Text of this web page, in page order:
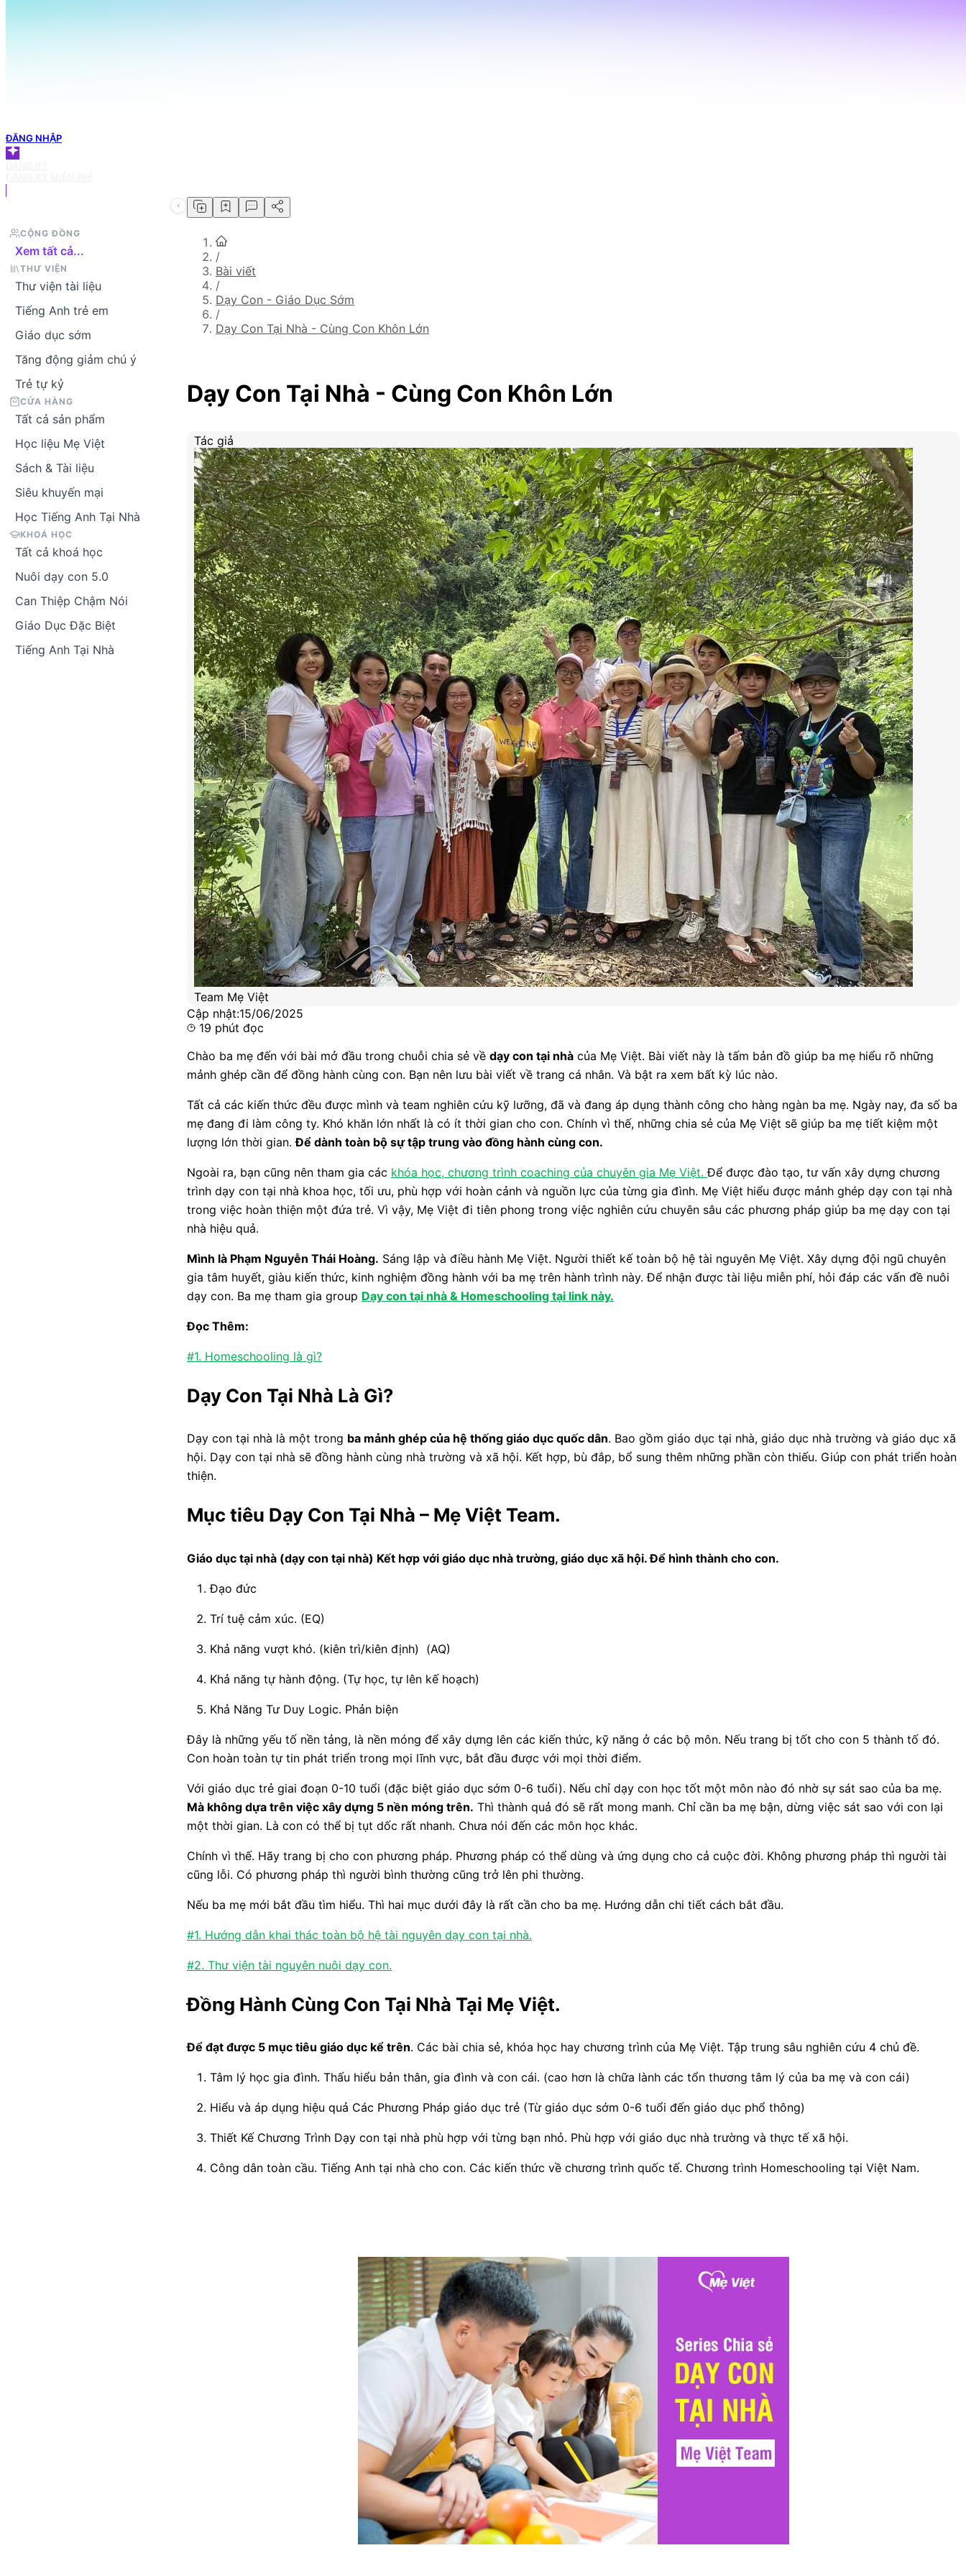
ĐĂNG NHẬP
CỘNG ĐỒNG
Xem tất cả...
THƯ VIỆN
Thư viện tài liệu
Tiếng Anh trẻ em
Giáo dục sớm
Tăng động giảm chú ý
Trẻ tự kỷ
CỬA HÀNG
Tất cả sản phẩm
Học liệu Mẹ Việt
Sách & Tài liệu
Siêu khuyến mại
Học Tiếng Anh Tại Nhà
KHOÁ HỌC
Tất cả khoá học
Nuôi dạy con 5.0
Can Thiệp Chậm Nói
Giáo Dục Đặc Biệt
Tiếng Anh Tại Nhà
/
Bài viết
/
Dạy Con - Giáo Dục Sớm
/
Dạy Con Tại Nhà - Cùng Con Khôn Lớn
Dạy Con Tại Nhà - Cùng Con Khôn Lớn
Tác giả
Team Mẹ Việt
Cập nhật:15/06/2025
19 phút đọc
Chào ba mẹ đến với bài mở đầu trong chuỗi chia sẻ về dạy con tại nhà của Mẹ Việt. Bài viết này là tấm bản đồ giúp ba mẹ hiểu rõ những
mảnh ghép cần để đồng hành cùng con. Bạn nên lưu bài viết về trang cá nhân. Và bật ra xem bất kỳ lúc nào.
Tất cả các kiến thức đều được mình và team nghiên cứu kỹ lưỡng, đã và đang áp dụng thành công cho hàng ngàn ba mẹ. Ngày nay, đa số ba
mẹ đang đi làm công ty. Khó khăn lớn nhất là có ít thời gian cho con. Chính vì thế, những chia sẻ của Mẹ Việt sẽ giúp ba mẹ tiết kiệm một
lượng lớn thời gian.Để dành toàn bộ sự tập trung vào đồng hành cùng con.
Ngoài ra, bạn cũng nên tham gia các khóa học, chương trình coaching của chuyên gia Mẹ Việt.Để được đào tạo, tư vấn xây dựng chương
trình dạy con tại nhà khoa học, tối ưu, phù hợp với hoàn cảnh và nguồn lực của từng gia đình. Mẹ Việt hiểu được mảnh ghép dạy con tại nhà
trong việc hoàn thiện một đứa trẻ. Vì vậy, Mẹ Việt đi tiên phong trong việc nghiên cứu chuyên sâu các phương pháp giúp ba mẹ dạy con tại
nhà hiệu quả.
Mình là Phạm Nguyễn Thái Hoàng. Sáng lập và điều hành Mẹ Việt. Người thiết kế toàn bộ hệ tài nguyên Mẹ Việt. Xây dựng đội ngũ chuyên
gia tâm huyết, giàu kiến thức, kinh nghiệm đồng hành với ba mẹ trên hành trình này. Để nhận được tài liệu miễn phí, hỏi đáp các vấn đề nuôi
dạy con. Ba mẹ tham gia group Dạy con tại nhà & Homeschooling tại link này.
Đọc Thêm:
#1. Homeschooling là gì?
Dạy Con Tại Nhà Là Gì?
Dạy con tại nhà là một trong ba mảnh ghép của hệ thống giáo dục quốc dân. Bao gồm giáo dục tại nhà, giáo dục nhà trường và giáo dục xã
hội. Dạy con tại nhà sẽ đồng hành cùng nhà trường và xã hội. Kết hợp, bù đắp, bổ sung thêm những phần còn thiếu. Giúp con phát triển hoàn
thiện.
Mục tiêu Dạy Con Tại Nhà – Mẹ Việt Team.
Giáo dục tại nhà (dạy con tại nhà) Kết hợp với giáo dục nhà trường, giáo dục xã hội. Để hình thành cho con.
Đạo đức
Trí tuệ cảm xúc. (EQ)
Khả năng vượt khó. (kiên trì/kiên định) (AQ)
Khả năng tự hành động. (Tự học, tự lên kế hoạch)
Khả Năng Tư Duy Logic. Phản biện
Đây là những yếu tố nền tảng, là nền móng để xây dựng lên các kiến thức, kỹ năng ở các bộ môn. Nếu trang bị tốt cho con 5 thành tố đó.
Con hoàn toàn tự tin phát triển trong mọi lĩnh vực, bắt đầu được với mọi thời điểm.
Với giáo dục trẻ giai đoạn 0-10 tuổi (đặc biệt giáo dục sớm 0-6 tuổi). Nếu chỉ dạy con học tốt một môn nào đó nhờ sự sát sao của ba mẹ.
Mà không dựa trên việc xây dựng 5 nền móng trên. Thì thành quả đó sẽ rất mong manh. Chỉ cần ba mẹ bận, dừng việc sát sao với con lại
một thời gian. Là con có thể bị tụt dốc rất nhanh. Chưa nói đến các môn học khác.
Chính vì thế. Hãy trang bị cho con phương pháp. Phương pháp có thể dùng và ứng dụng cho cả cuộc đời. Không phương pháp thì người tài
cũng lỗi. Có phương pháp thì người bình thường cũng trở lên phi thường.
Nếu ba mẹ mới bắt đầu tìm hiểu. Thì hai mục dưới đây là rất cần cho ba mẹ. Hướng dẫn chi tiết cách bắt đầu.
#1. Hướng dẫn khai thác toàn bộ hệ tài nguyên dạy con tại nhà.
#2. Thư viện tài nguyên nuôi dạy con.
Đồng Hành Cùng Con Tại Nhà Tại Mẹ Việt.
Để đạt được 5 mục tiêu giáo dục kể trên. Các bài chia sẻ, khóa học hay chương trình của Mẹ Việt. Tập trung sâu nghiên cứu 4 chủ đề.
Tâm lý học gia đình. Thấu hiểu bản thân, gia đình và con cái. (cao hơn là chữa lành các tổn thương tâm lý của ba mẹ và con cái)
Hiểu và áp dụng hiệu quả Các Phương Pháp giáo dục trẻ (Từ giáo dục sớm 0-6 tuổi đến giáo dục phổ thông)
Thiết Kế Chương Trình Dạy con tại nhà phù hợp với từng bạn nhỏ. Phù hợp với giáo dục nhà trường và thực tế xã hội.
Công dân toàn cầu. Tiếng Anh tại nhà cho con. Các kiến thức về chương trình quốc tế. Chương trình Homeschooling tại Việt Nam.